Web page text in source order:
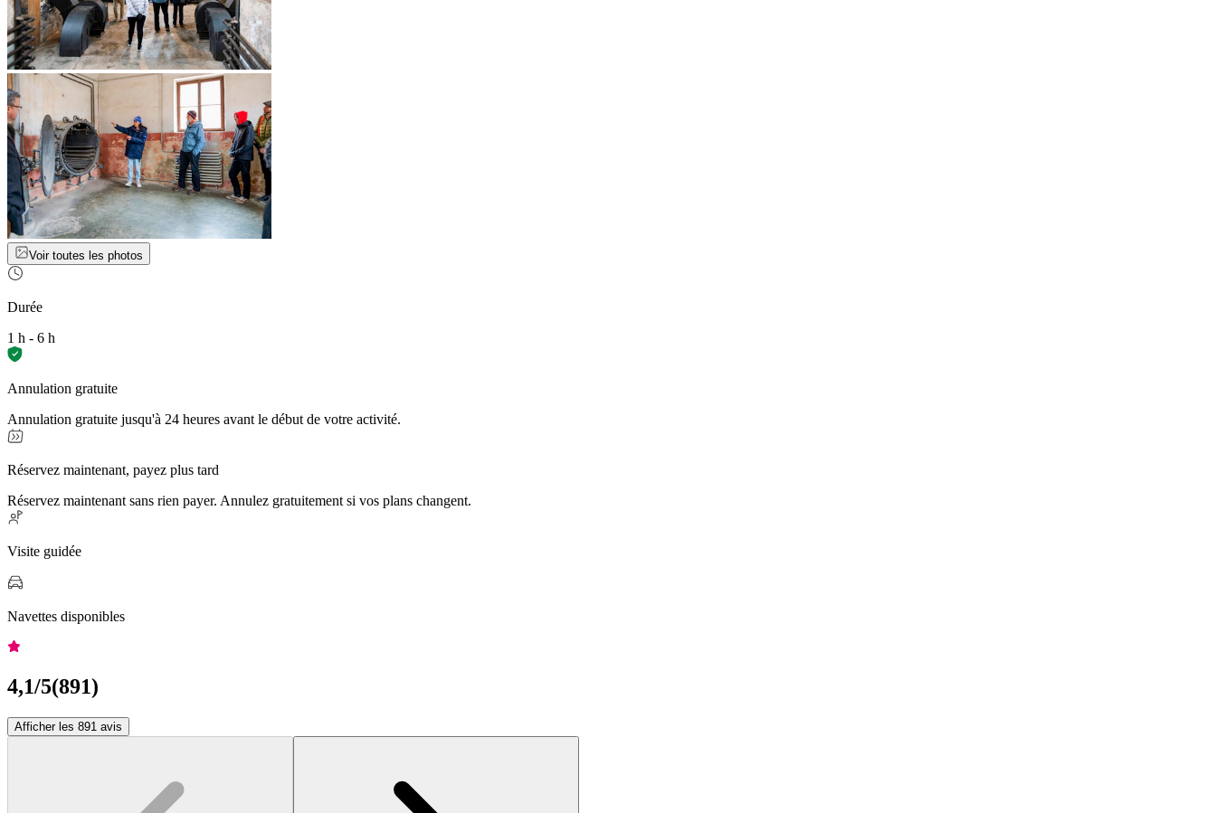
Voir toutes les photos
Durée
1 h - 6 h
Annulation gratuite
Annulation gratuite jusqu'à 24 heures avant le début de votre activité.
Réservez maintenant, payez plus tard
Réservez maintenant sans rien payer. Annulez gratuitement si vos plans changent.
Visite guidée
Navettes disponibles
4,1/5(891)
Afficher les 891 avis